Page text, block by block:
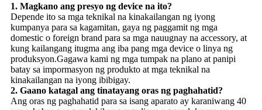
1. Magkano ang presyo ng device na ito?
Depende ito sa mga teknikal na kinakailangan ng iyong
kumpanya para sa kagamitan, gaya ng paggamit ng mga
domestic o foreign brand para sa mga nauugnay na accessory, at
kung kailangang itugma ang iba pang mga device o linya ng
produksyon.Gagawa kami ng mga tumpak na plano at panipi
batay sa impormasyon ng produkto at mga teknikal na
kinakailangan na iyong ibibigay.
2. Gaano katagal ang tinatayang oras ng paghahatid?
Ang oras ng paghahatid para sa isang aparato ay karaniwang 40